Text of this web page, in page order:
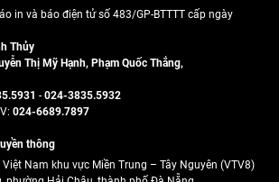
in và báo điện tử số 483/GP-BTTTT cấp ngày
Thủy
Thị Mỹ Hạnh, Phạm Quốc Thắng,
- 024-3835.5932
024-6689.7897
thông
Nam khu vực Miền Trung – Tây Nguyên (VTV8)